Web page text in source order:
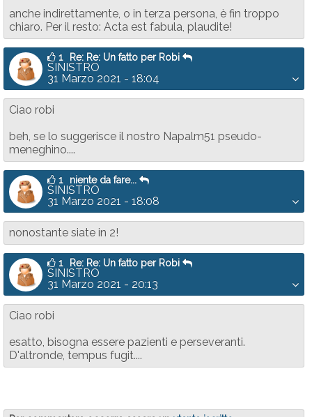
anche indirettamente, o in terza persona, è fin troppo
chiaro. Per il resto: Acta est fabula, plaudite!
1 Re: Re: Un fatto per Robi
SINISTRO
31 Marzo 2021 - 18:04
Ciao robi
beh, se lo suggerisce il nostro Napalm51 pseudo-
meneghino....
1 niente da fare...
SINISTRO
31 Marzo 2021 - 18:08
nonostante siate in 2!
1 Re: Re: Un fatto per Robi
SINISTRO
31 Marzo 2021 - 20:13
Ciao robi
esatto, bisogna essere pazienti e perseveranti.
D'altronde, tempus fugit....